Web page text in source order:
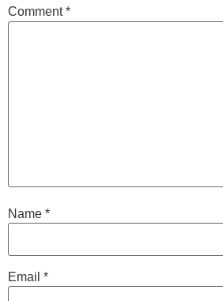
Comment*
Name *
Email *